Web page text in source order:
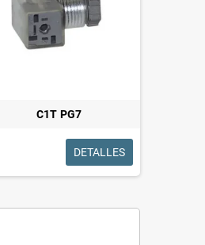
C1T PG7
DETALLES